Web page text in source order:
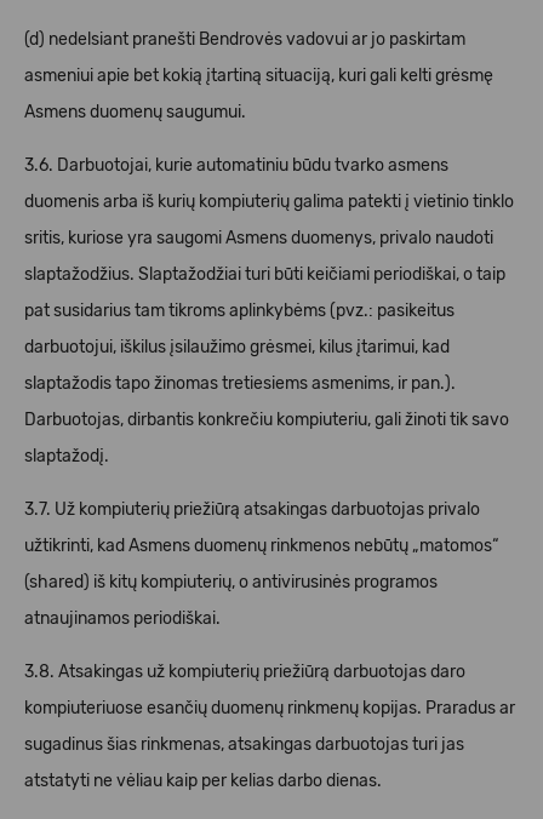
(d) nedelsiant pranešti Bendrovės vadovui ar jo paskirtam
asmeniui apie bet kokią įtartiną situaciją, kuri gali kelti grėsmę
Asmens duomenų saugumui.
3.6. Darbuotojai, kurie automatiniu būdu tvarko asmens
duomenis arba iš kurių kompiuterių galima patekti į vietinio tinklo
sritis, kuriose yra saugomi Asmens duomenys, privalo naudoti
slaptažodžius. Slaptažodžiai turi būti keičiami periodiškai, o taip
pat susidarius tam tikroms aplinkybėms (pvz.: pasikeitus
darbuotojui, iškilus įsilaužimo grėsmei, kilus įtarimui, kad
slaptažodis tapo žinomas tretiesiems asmenims, ir pan.).
Darbuotojas, dirbantis konkrečiu kompiuteriu, gali žinoti tik savo
slaptažodį.
3.7. Už kompiuterių priežiūrą atsakingas darbuotojas privalo
užtikrinti, kad Asmens duomenų rinkmenos nebūtų „matomos“
(shared) iš kitų kompiuterių, o antivirusinės programos
atnaujinamos periodiškai.
3.8. Atsakingas už kompiuterių priežiūrą darbuotojas daro
kompiuteriuose esančių duomenų rinkmenų kopijas. Praradus ar
sugadinus šias rinkmenas, atsakingas darbuotojas turi jas
atstatyti ne vėliau kaip per kelias darbo dienas.